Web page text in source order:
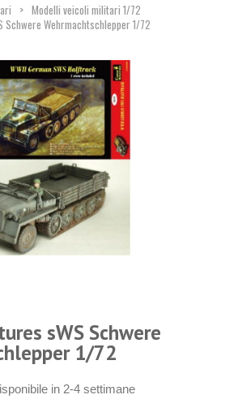
Modelli veicoli militari 1/72
Schwere Wehrmachtschlepper 1/72
sWS Schwere
1/72
in 2-4 settimane